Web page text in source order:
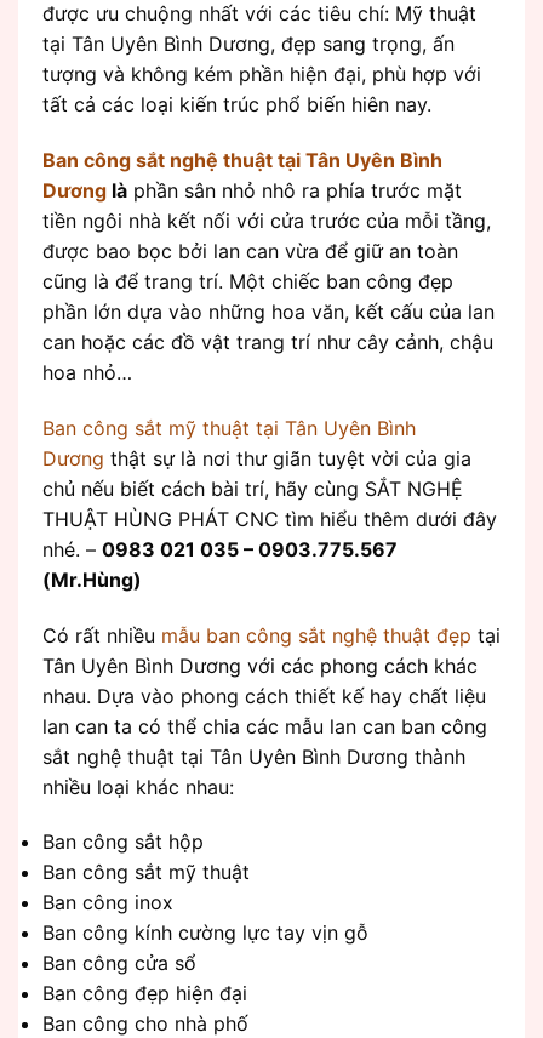
được ưu chuộng nhất với các tiêu chí: Mỹ thuật
tại Tân Uyên Bình Dương, đẹp sang trọng, ấn
tượng và không kém phần hiện đại, phù hợp với
tất cả các loại kiến trúc phổ biến hiên nay.
Ban công sắt nghệ thuật tại Tân Uyên Bình
Dương là phần sân nhỏ nhô ra phía trước mặt
tiền ngôi nhà kết nối với cửa trước của mỗi tầng,
được bao bọc bởi lan can vừa để giữ an toàn
cũng là để trang trí. Một chiếc ban công đẹp
phần lớn dựa vào những hoa văn, kết cấu của lan
can hoặc các đồ vật trang trí như cây cảnh, chậu
hoa nhỏ…
Ban công sắt mỹ thuật tại Tân Uyên Bình
Dương thật sự là nơi thư giãn tuyệt vời của gia
chủ nếu biết cách bài trí, hãy cùng SẮT NGHỆ
THUẬT HÙNG PHÁT CNC tìm hiểu thêm dưới đây
nhé. – 0983 021 035 – 0903.775.567
(Mr.Hùng)
Có rất nhiều mẫu ban công sắt nghệ thuật đẹp tại
Tân Uyên Bình Dương với các phong cách khác
nhau. Dựa vào phong cách thiết kế hay chất liệu
lan can ta có thể chia các mẫu lan can ban công
sắt nghệ thuật tại Tân Uyên Bình Dương thành
nhiều loại khác nhau:
Ban công sắt hộp
Ban công sắt mỹ thuật
Ban công inox
Ban công kính cường lực tay vịn gỗ
Ban công cửa sổ
Ban công đẹp hiện đại
Ban công cho nhà phố